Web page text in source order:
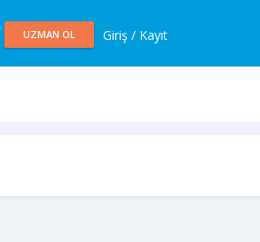
UZMAN OL Giriş / Kayıt